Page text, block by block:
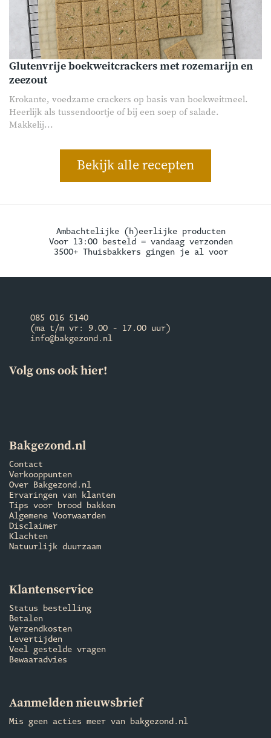
Glutenvrije boekweitcrackers met rozemarijn en
zeezout
Krokante, voedzame crackers op basis van boekweitmeel.
Heerlijk als tussendoortje of bij een soep of salade.
Makkelij...
Bekijk alle recepten
Ambachtelijke (h)eerlijke producten
Voor 13:00 besteld = vandaag verzonden
3500+ Thuisbakkers gingen je al voor
085 016 5140
(ma t/m vr: 9.00 - 17.00 uur)
info@bakgezond.nl
Volg ons ook hier!
Bakgezond.nl
Contact
Verkooppunten
Over Bakgezond.nl
Ervaringen van klanten
Tips voor brood bakken
Algemene Voorwaarden
Disclaimer
Klachten
Natuurlijk duurzaam
Klantenservice
Status bestelling
Betalen
Verzendkosten
Levertijden
Veel gestelde vragen
Bewaaradvies
Aanmelden nieuwsbrief
Mis geen acties meer van bakgezond.nl